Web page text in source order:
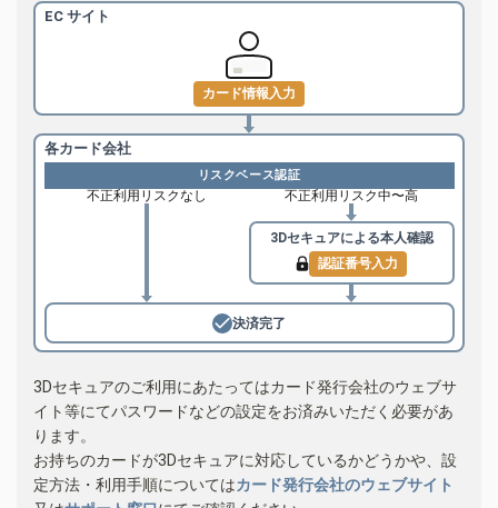
EC サイト
カード情報入力
各カード会社
リスクベース認証
不正利用リスクなし 不正利用リスク中〜高
3Dセキュアによる本人確認
認証番号入力
決済完了
3Dセキュアのご利用にあたってはカード発行会社のウェブサ
イト等にてパスワードなどの設定をお済みいただく必要があ
ります。
お持ちのカードが3Dセキュアに対応しているかどうかや、設
定方法・利用手順についてはカード発行会社のウェブサイト